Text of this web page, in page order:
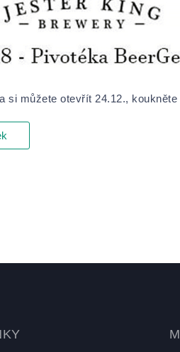
si můžete otevřít 24.12., koukněte